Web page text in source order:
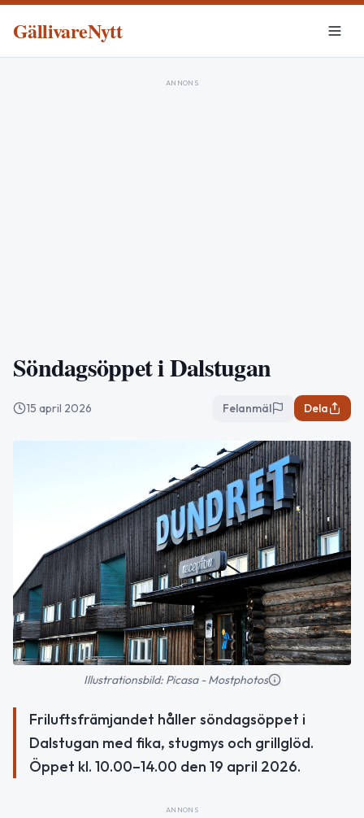
GällivareNytt
ANNONS
Söndagsöppet i Dalstugan
15 april 2026 Felanmäl Dela
Illustrationsbild: Picasa - Mostphotos
Friluftsfrämjandet håller söndagsöppet i
Dalstugan med fika, stugmys och grillglöd.
Öppet kl. 10.00–14.00 den 19 april 2026.
ANNONS